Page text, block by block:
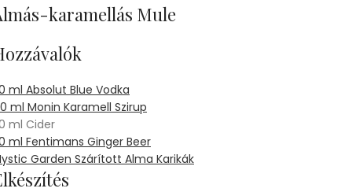
karamellás Mule
ml Absolut Blue Vodka
ml Monin Karamell Szirup
ml Cider
ml Fentimans Ginger Beer
Garden Szárított Alma Karikák